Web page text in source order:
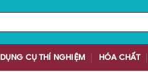
DỤNG CỤ THÍ NGHIỆM HÓA CHẤT